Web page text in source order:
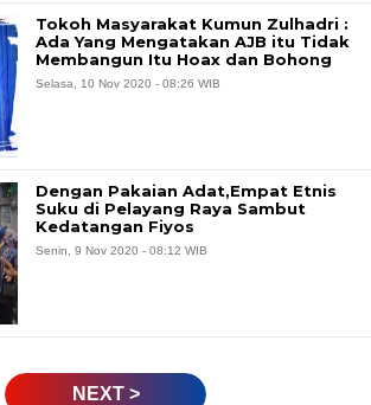
Tokoh Masyarakat Kumun Zulhadri :
Ada Yang Mengatakan AJB itu Tidak
Membangun Itu Hoax dan Bohong
Selasa, 10 Nov 2020 - 08:26 WIB
Dengan Pakaian Adat,Empat Etnis
Suku di Pelayang Raya Sambut
Kedatangan Fiyos
Senin, 9 Nov 2020 - 08:12 WIB
NEXT >